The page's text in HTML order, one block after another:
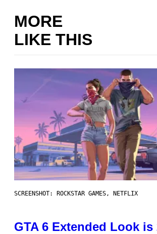
MORE
LIKE THIS
SCREENSHOT: ROCKSTAR GAMES, NETFLIX
GTA 6 Extended Look is